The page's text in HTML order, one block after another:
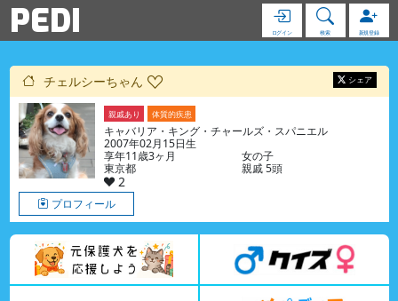
PEDI ログイン 検索 新規登録
チェルシーちゃん シェア
親戚あり 体質的疾患
キャバリア・キング・チャールズ・スパニエル
2007年02月15日生
享年11歳3ヶ月
女の子
東京都
親戚 5頭
2
プロフィール